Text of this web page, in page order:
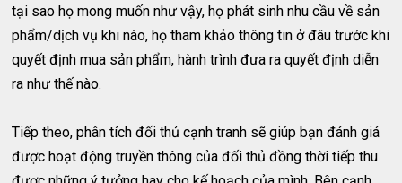
tại sao họ mong muốn như vậy, họ phát sinh nhu cầu về sản
phẩm/dịch vụ khi nào, họ tham khảo thông tin ở đâu trước khi
quyết định mua sản phẩm, hành trình đưa ra quyết định diễn
ra như thế nào.
Tiếp theo, phân tích đối thủ cạnh tranh sẽ giúp bạn đánh giá
được hoạt động truyền thông của đối thủ đồng thời tiếp thu